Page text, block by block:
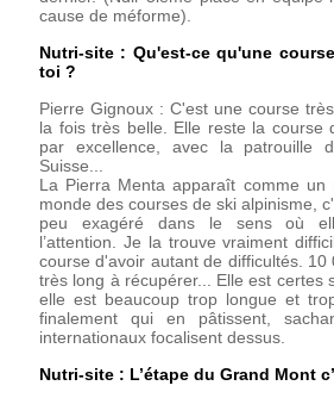
cause de méforme).
Nutri-site : Qu'est-ce qu'une
toi ?
Pierre Gignoux : C'est une course
la fois très belle. Elle reste la course
par excellence, avec la patrouille
Suisse...
La Pierra Menta apparaît comme un
monde des courses de ski alpinisme,
peu exagéré dans le sens où
l’attention. Je la trouve vraiment
course d'avoir autant de difficultés.
très long à récupérer... Elle est certes
elle est beaucoup trop longue et
finalement qui en pâtissent,
internationaux focalisent dessus.
Nutri-site : L’étape du Grand Mont